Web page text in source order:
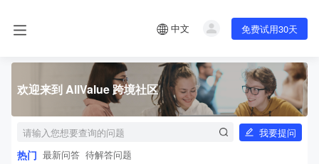
中文 免费试用30天
欢迎来到 AllValue 跨境社区
我要提问
热门 最新问答 待解答问题